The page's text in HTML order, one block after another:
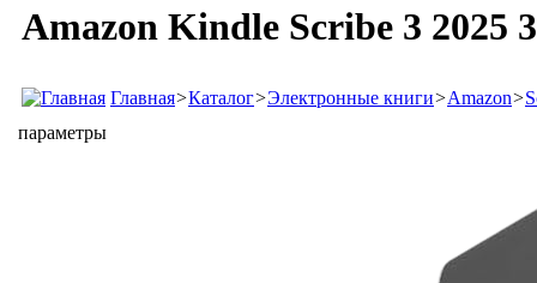
Amazon Kindle Scribe 3 2025
Главная>Каталог>Электронные книги>Amazon>
параметры